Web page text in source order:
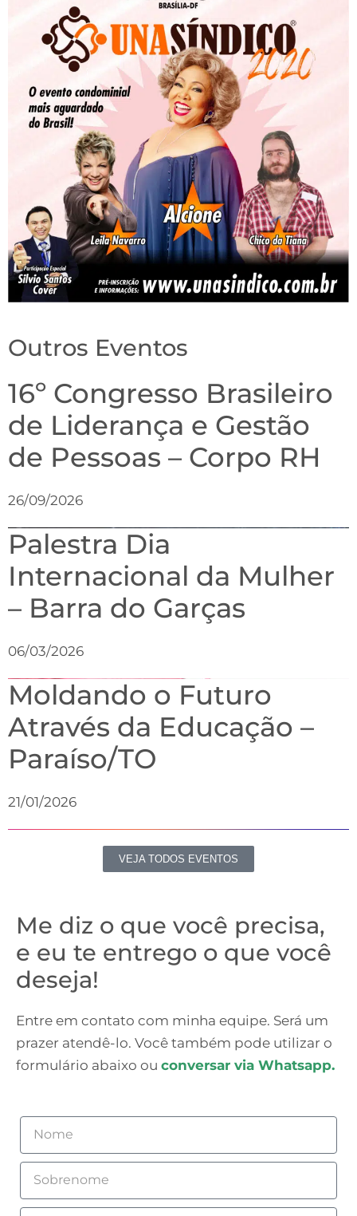
Outros Eventos
16º Congresso Brasileiro
de Liderança e Gestão
de Pessoas – Corpo RH
26/09/2026
Palestra Dia
Internacional da Mulher
– Barra do Garças
06/03/2026
Moldando o Futuro
Através da Educação –
Paraíso/TO
21/01/2026
VEJA TODOS EVENTOS
Me diz o que você precisa,
e eu te entrego o que você
deseja!
Entre em contato com minha equipe. Será um
prazer atendê-lo. Você também pode utilizar o
formulário abaixo ou conversar via Whatsapp.
Nome
Sobrenome